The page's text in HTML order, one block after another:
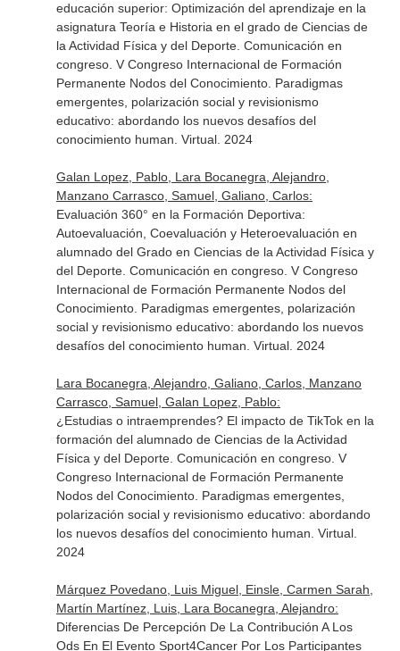
educación superior: Optimización del aprendizaje en la
asignatura Teoría e Historia en el grado de Ciencias de
la Actividad Física y del Deporte. Comunicación en
congreso. V Congreso Internacional de Formación
Permanente Nodos del Conocimiento. Paradigmas
emergentes, polarización social y revisionismo
educativo: abordando los nuevos desafíos del
conocimiento human. Virtual. 2024
Galan Lopez, Pablo, Lara Bocanegra, Alejandro,
Manzano Carrasco, Samuel, Galiano, Carlos:
Evaluación 360° en la Formación Deportiva:
Autoevaluación, Coevaluación y Heteroevaluación en
alumnado del Grado en Ciencias de la Actividad Física y
del Deporte. Comunicación en congreso. V Congreso
Internacional de Formación Permanente Nodos del
Conocimiento. Paradigmas emergentes, polarización
social y revisionismo educativo: abordando los nuevos
desafíos del conocimiento human. Virtual. 2024
Lara Bocanegra, Alejandro, Galiano, Carlos, Manzano
Carrasco, Samuel, Galan Lopez, Pablo:
¿Estudias o intraemprendes? El impacto de TikTok en la
formación del alumnado de Ciencias de la Actividad
Física y del Deporte. Comunicación en congreso. V
Congreso Internacional de Formación Permanente
Nodos del Conocimiento. Paradigmas emergentes,
polarización social y revisionismo educativo: abordando
los nuevos desafíos del conocimiento human. Virtual.
2024
Márquez Povedano, Luis Miguel, Einsle, Carmen Sarah,
Martín Martínez, Luis, Lara Bocanegra, Alejandro:
Diferencias De Percepción De La Contribución A Los
Ods En El Evento Sport4Cancer Por Los Participantes